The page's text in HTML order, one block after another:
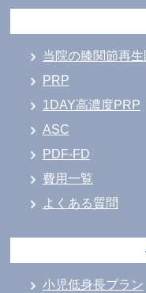
当院の膝関節再
PRP
1DAY高濃度PRP
ASC
PDF-FD
費用一覧
よくある質問
小児低身長プラン